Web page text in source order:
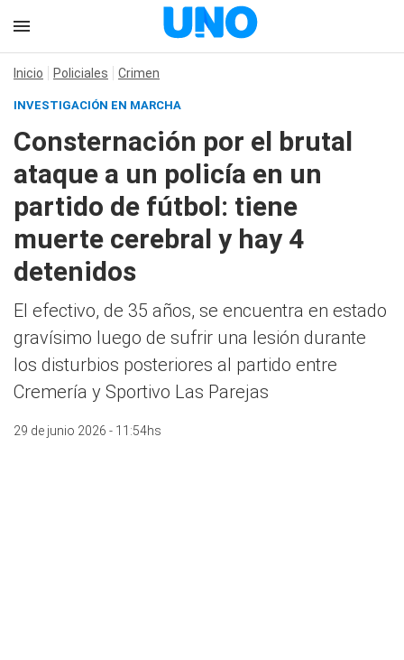
Inicio Policiales Crimen
INVESTIGACIÓN EN MARCHA
Consternación por el brutal
ataque a un policía en un
partido de fútbol: tiene
muerte cerebral y hay 4
detenidos
El efectivo, de 35 años, se encuentra en estado
gravísimo luego de sufrir una lesión durante
los disturbios posteriores al partido entre
Cremería y Sportivo Las Parejas
29 de junio 2026 - 11:54hs